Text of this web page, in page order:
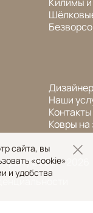
Наши
Контакты
Ковры на
2005 — 2026
сайта, вы
«cookie»
и удобства